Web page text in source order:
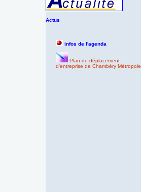
Actus
infos de l'agenda
Plan de déplacement
d'entreprise de Chambéry Métropole